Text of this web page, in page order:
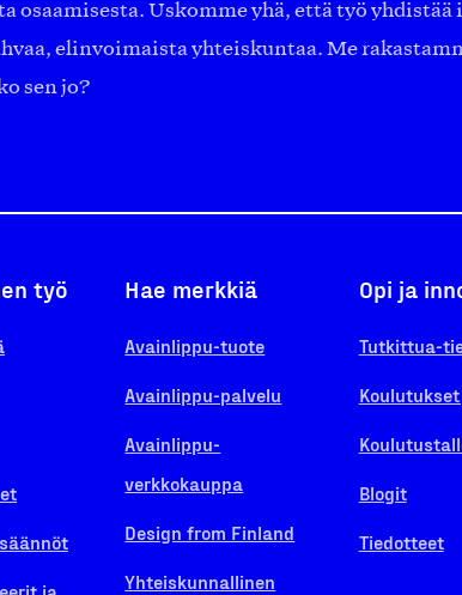
osaamisesta. Uskomme yhä, että työ yhdistää
elinvoimaista yhteiskuntaa. Me
sen jo?
työ Hae merkkiä
Avainlippu-tuote
Avainlippu-palvelu
Avainlippu-
verkkokauppa
Design from Finland
Yhteiskunnallinen
Opi ja
Tutkittua-
Blogit
Tiedotteet